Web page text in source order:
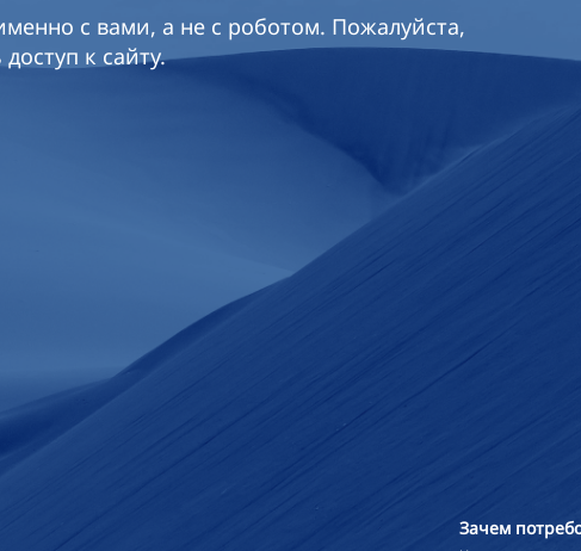
с вами, а не с роботом. Пожалуйста,
к сайту.
Зачем